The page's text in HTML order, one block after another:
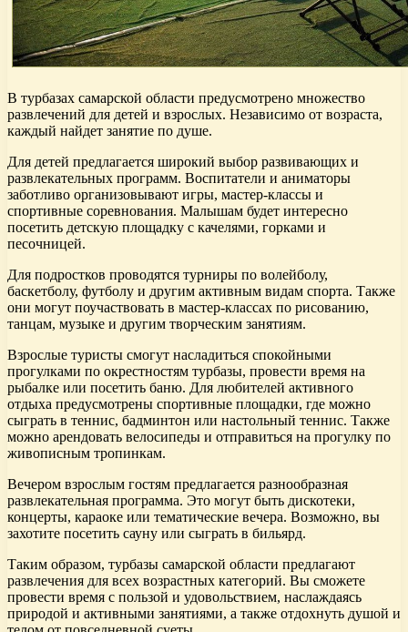
В турбазах самарской области предусмотрено множество
развлечений для детей и взрослых. Независимо от возраста,
каждый найдет занятие по душе.
Для детей предлагается широкий выбор развивающих и
развлекательных программ. Воспитатели и аниматоры
заботливо организовывают игры, мастер-классы и
спортивные соревнования. Малышам будет интересно
посетить детскую площадку с качелями, горками и
песочницей.
Для подростков проводятся турниры по волейболу,
баскетболу, футболу и другим активным видам спорта. Также
они могут поучаствовать в мастер-классах по рисованию,
танцам, музыке и другим творческим занятиям.
Взрослые туристы смогут насладиться спокойными
прогулками по окрестностям турбазы, провести время на
рыбалке или посетить баню. Для любителей активного
отдыха предусмотрены спортивные площадки, где можно
сыграть в теннис, бадминтон или настольный теннис. Также
можно арендовать велосипеды и отправиться на прогулку по
живописным тропинкам.
Вечером взрослым гостям предлагается разнообразная
развлекательная программа. Это могут быть дискотеки,
концерты, караоке или тематические вечера. Возможно, вы
захотите посетить сауну или сыграть в бильярд.
Таким образом, турбазы самарской области предлагают
развлечения для всех возрастных категорий. Вы сможете
провести время с пользой и удовольствием, наслаждаясь
природой и активными занятиями, а также отдохнуть душой и